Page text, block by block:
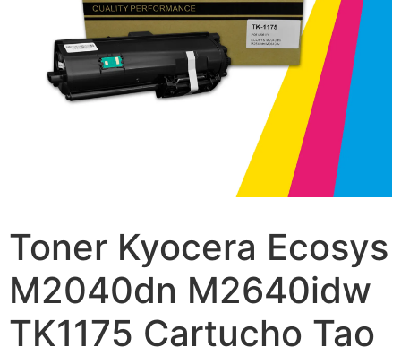
Toner Kyocera Ecosys
M2040dn M2640idw
TK1175 Cartucho Tao